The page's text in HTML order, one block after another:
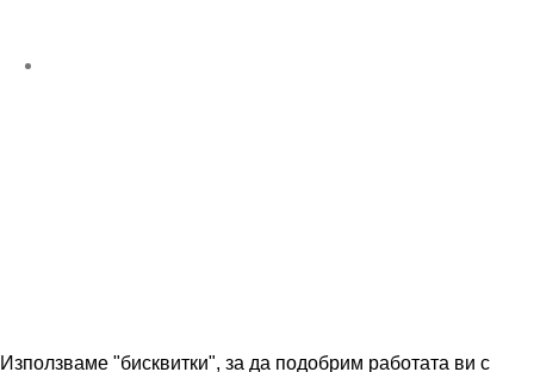
Използваме "бисквитки", за да подобрим работата ви с